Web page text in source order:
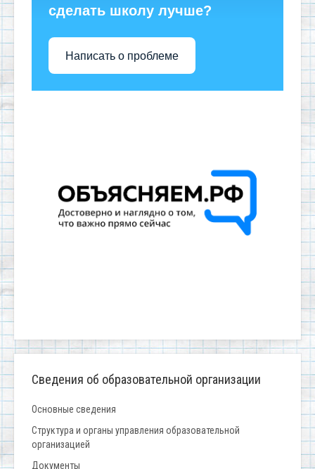
сделать школу лучше?
Написать о проблеме
Сведения об образовательной организации
Основные сведения
Структура и органы управления образовательной
организацией
Документы